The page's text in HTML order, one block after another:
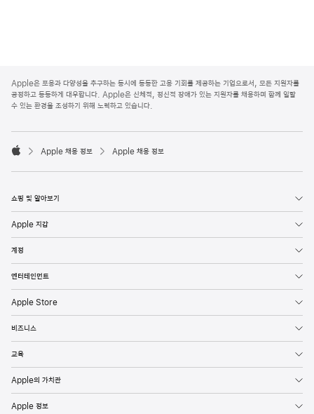
p
p
l
o
e
Apple은 포용과 다양성을 추구하는 동시에 동등한 고용 기회를 제공하는 기업으로서, 모든 지원자를
공정하고 동등하게 대우합니다. Apple은 신체적, 정신적 장애가 있는 지원자를 채용하며 함께 일할
수 있는 환경을 조성하기 위해 노력하고 있습니다.

p
l
Apple 채용 정보 Apple 채용 정보
쇼핑 및 알아보기
Apple 지갑
계정
엔터테인먼트
Apple Store
비즈니스
교육
Apple의 가치관
Apple 정보